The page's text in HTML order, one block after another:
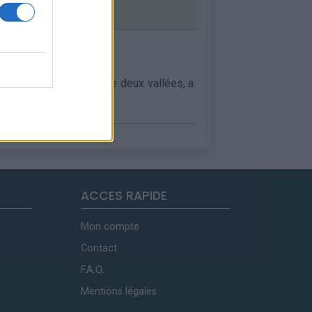
le passage entre deux vallées, a
ACCES RAPIDE
Mon compte
Contact
F.A.Q.
Mentions légales